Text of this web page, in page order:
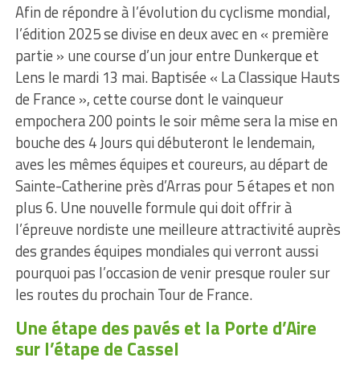
Afin de répondre à l’évolution du cyclisme mondial,
l’édition 2025 se divise en deux avec en « première
partie » une course d’un jour entre Dunkerque et
Lens le mardi 13 mai. Baptisée « La Classique Hauts
de France », cette course dont le vainqueur
empochera 200 points le soir même sera la mise en
bouche des 4 Jours qui débuteront le lendemain,
aves les mêmes équipes et coureurs, au départ de
Sainte-Catherine près d’Arras pour 5 étapes et non
plus 6. Une nouvelle formule qui doit offrir à
l’épreuve nordiste une meilleure attractivité auprès
des grandes équipes mondiales qui verront aussi
pourquoi pas l’occasion de venir presque rouler sur
les routes du prochain Tour de France.
Une étape des pavés et la Porte d’Aire
sur l’étape de Cassel